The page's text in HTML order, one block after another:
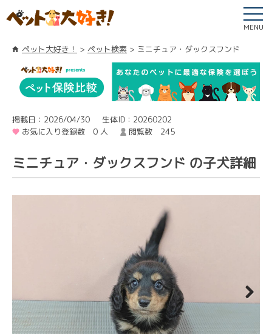
MENU
ペット大好き！ ペット検索 ミニチュア・ダックスフンド
掲載日：2026/04/30
生体ID：20260202
お気に入り登録数 0 人
閲覧数 245
ミニチュア・ダックスフンド の子犬詳細